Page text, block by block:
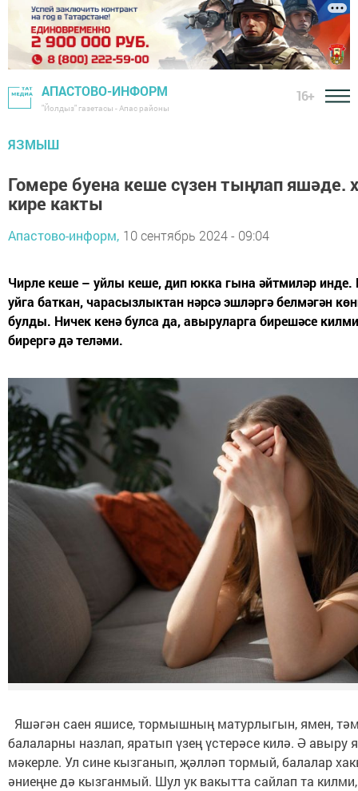
АПАСТОВО-ИНФОРМ
"Йолдыз" газетасы - Апас районы
16+
ЯЗМЫШ
Гомере буена кеше сүзен тыңлап яшәде.
кире какты
Апастово-информ, 10 сентябрь 2024 - 09:04
Чирле кеше – уйлы кеше, дип юкка гына әйтмиләр
уйга баткан, чарасызлыктан нәрсә эшләргә белмәгән
булды. Ничек кенә булса да, авыруларга бирешәсе
бирергә дә теләми.
Яшәгән саен яшисе, тормышның матурлыгын, ямен,
балаларны назлап, яратып үзең үстерәсе килә. Ә авыру
мәкерле. Ул сине кызганып, җәлләп тормый, балалар
әниеңне дә кызганмый. Шул ук вакытта сайлап та